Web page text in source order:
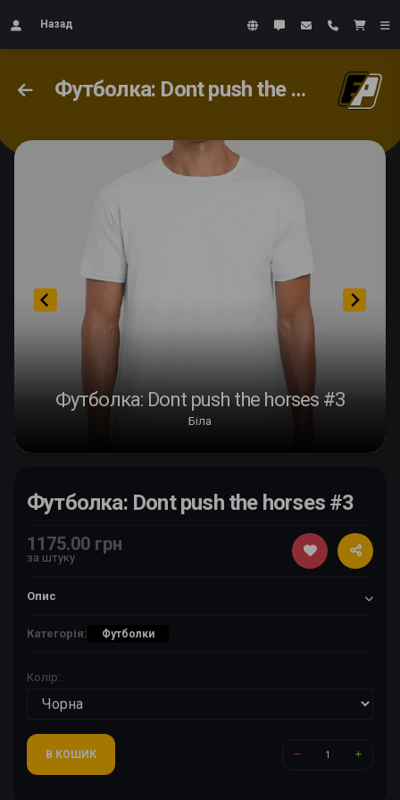
Назад
Футболка: Dont push the horses #3
Футболка: Dont push the horses #3
Біла
Футболка: Dont push the horses #3
1175.00 грн
за штуку
Опис
Категорія: Футболки
Колір:
В КОШИК